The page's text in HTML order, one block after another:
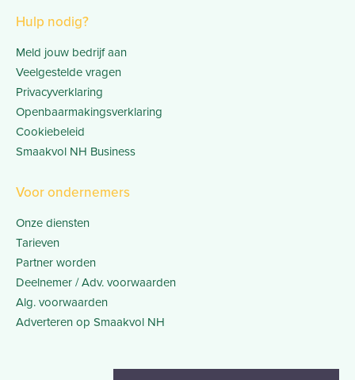
Hulp nodig?
Meld jouw bedrijf aan
Veelgestelde vragen
Privacyverklaring
Openbaarmakingsverklaring
Cookiebeleid
Smaakvol NH Business
Voor ondernemers
Onze diensten
Tarieven
Partner worden
Deelnemer / Adv. voorwaarden
Alg. voorwaarden
Adverteren op Smaakvol NH